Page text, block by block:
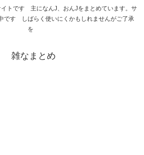
トです 主になんJ、おんJをまとめています。サ
です しばらく使いにくかもしれませんがご了承
を
雑なまとめ